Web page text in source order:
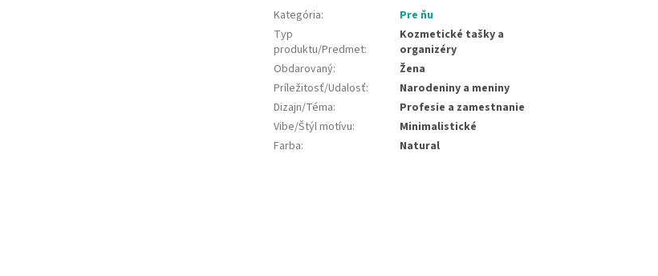
Kategória:
Pre ňu
Typ
produktu/Predmet:
Kozmetické tašky a
organizéry
Obdarovaný:
Žena
Príležitosť/Udalosť:
Narodeniny a meniny
Dizajn/Téma:
Profesie a zamestnanie
Vibe/Štýl motívu:
Minimalistické
Farba: Natural